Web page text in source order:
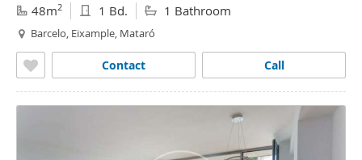
48m2 1 Bd. 1 Bathroom
Barcelo, Eixample, Mataró
Call
Contact